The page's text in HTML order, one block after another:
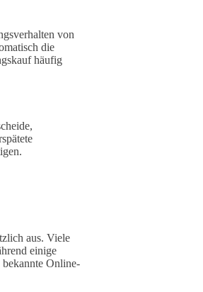
von
die
häufig
aus. Viele
einige
bekannte Online-